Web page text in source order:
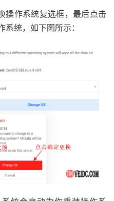
操作系统复选框，最后点击
统，如下图所示：